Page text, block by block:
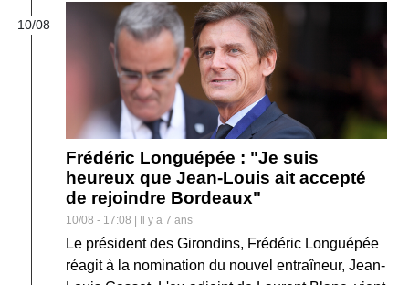
10/08
Frédéric Longuépée : "Je suis
heureux que Jean-Louis ait accepté
de rejoindre Bordeaux"
10/08 - 17:08 | Il y a 7 ans
Le président des Girondins, Frédéric Longuépée
réagit à la nomination du nouvel entraîneur, Jean-